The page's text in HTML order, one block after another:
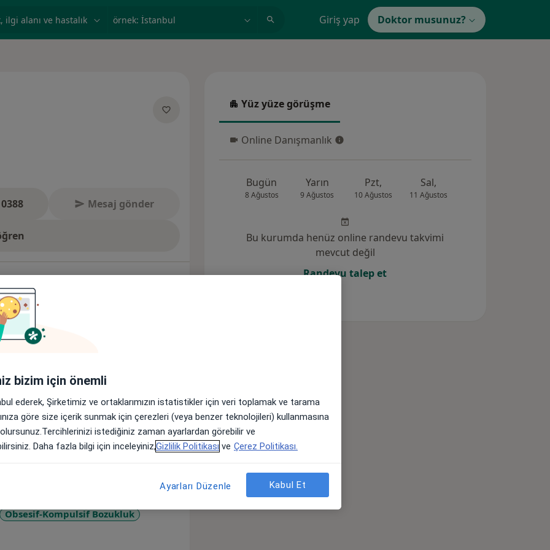
örnek: İstanbul Giriş yap Doktor musunuz?
Mesaj gönder
Sigortalar Görüşler (11)
Toros Üniversitesi Psikoloji
eğitimim esnasında Toros
Toplum Destekli Ruh Sağlığı
Hastanesi'nde staj ve gözlemlerimi
şu şekildedir: Bilişsel Davranışçı
Terapi, Varoluşçu Analiz ve
Anxiety - Sınav Kaygısı
Analizi. Daha önceleri özel bir
2024 Ağustos itibariyle kurucu
Ergen - Yetişkin Bireysel
Danışmanlığı alanlarında hizmet
Obsesif-Kompulsif Bozukluk
Yüz yüze görüşme
Yüz yüze görüşme
Online Danışmanlık
Online Danışmanlık
Bugün
8 Ağustos
Yarın
9 Ağustos
Pzt,
10 Ağustos
Sal,
11 Ağustos
Bu kurumda henüz online randevu takvimi
mevcut değil
Randevu talep et
bizim için önemli
ederek, Şirketimiz ve ortaklarımızın istatistikler için veri toplamak ve tarama
göre size içerik sunmak için çerezleri (veya benzer teknolojileri) kullanmasına
istediğiniz zaman ayarlardan görebilir ve
Daha fazla bilgi için inceleyiniz,Gizlilik Politikası ve Çerez Politikası.
Ayarları Düzenle Kabul Et